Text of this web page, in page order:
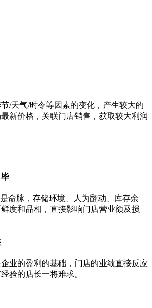
/天气/时令等因素的变化，产生较大的
新价格，关联门店销售，获取较大利润
命脉，存储环境、人为翻动、库存余
度和品相，直接影响门店营业额及损
业的盈利的基础，门店的业绩直接反应
验的店长一将难求。